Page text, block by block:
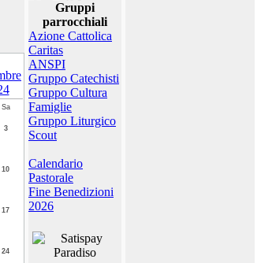
Sa
3
10
17
24
Gruppi
parrocchiali
Azione Cattolica
Caritas
ANSPI
Gruppo Catechisti
Gruppo Cultura
Famiglie
Gruppo Liturgico
Scout
Calendario
Pastorale
Fine Benedizioni
2026